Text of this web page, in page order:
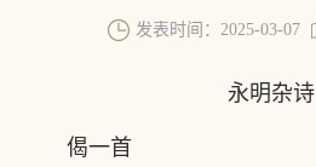
发表时间：2025-03-07
永明杂诗
偈一首